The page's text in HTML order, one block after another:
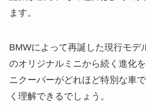
ます。
BMWによって再誕した現行モデ
のオリジナルミニから続く進化
ニクーパーがどれほど特別な車
く理解できるでしょう。